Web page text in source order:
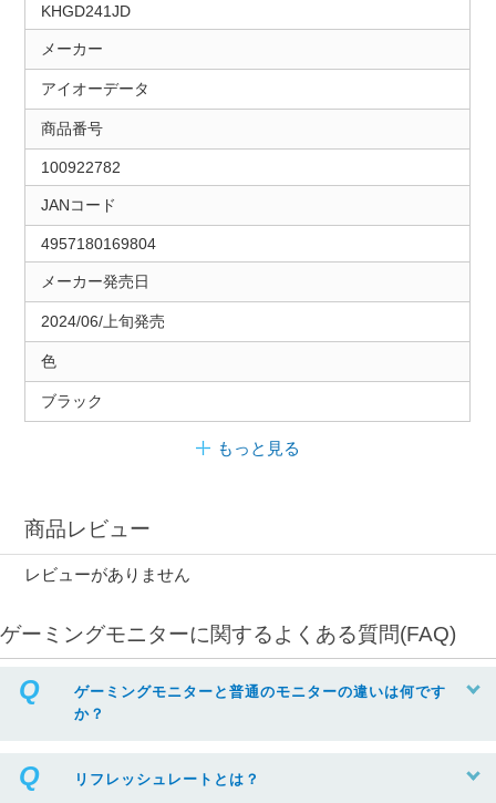
KHGD241JD
メーカー
アイオーデータ
商品番号
100922782
JANコード
4957180169804
メーカー発売日
2024/06/上旬発売
色
ブラック
もっと見る
商品レビュー
レビューがありません
ゲーミングモニターに関するよくある質問(FAQ)
ゲーミングモニターと普通のモニターの違いは何です
か？
リフレッシュレートとは？